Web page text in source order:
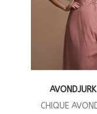
CHIQUE